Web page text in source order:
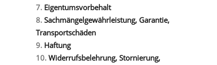
7. Eigentumsvorbehalt
8. Sachmängelgewährleistung, Garantie,
Transportschäden
9. Haftung
10. Widerrufsbelehrung, Stornierung,